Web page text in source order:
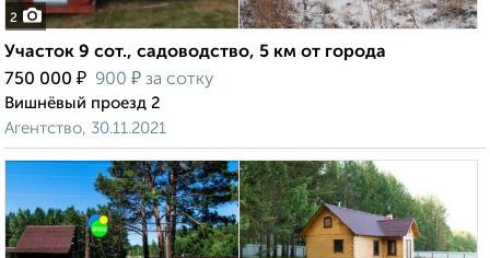
2
Участок 9 сот., садоводство, 5 км от города
750 000 ₽ 900 ₽ за сотку
Вишнёвый проезд 2
Агентство, 30.11.2021